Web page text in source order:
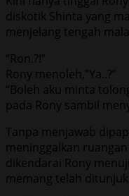
diskotik Shinta yang
menjelang tengah
“Ron.?!”
Rony menoleh,”Ya..?”
“Boleh aku minta
pada Rony sambil
Tanpa menjawab
meninggalkan
dikendarai Rony
memang telah